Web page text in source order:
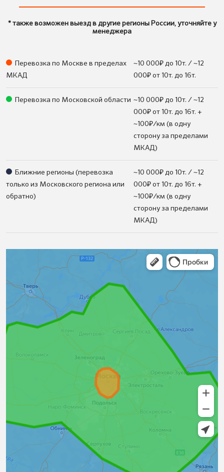
* также возможен выезд в другие регионы России, уточняйте у
менеджера
Перевозка по Москве в пределах
МКАД
~10 000₽ до 10т. / ~12
000₽ от 10т. до 16т.
Перевозка по Московской области ~10 000₽ до 10т. / ~12
000₽ от 10т. до 16т. +
~100₽/км (в одну
сторону за пределами
МКАД)
Ближние регионы (перевозка
только из Московского региона или
обратно)
~10 000₽ до 10т. / ~12
000₽ от 10т. до 16т. +
~100₽/км (в одну
сторону за пределами
МКАД)